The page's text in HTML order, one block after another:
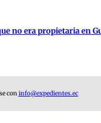
no era propietaria en
coninfo@expedientes.ec